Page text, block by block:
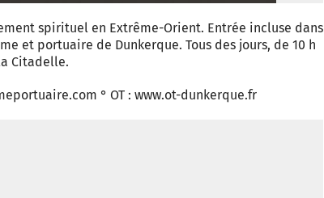
spirituel en Extrême-Orient. Entrée incluse dans
et portuaire de Dunkerque. Tous des jours, de 10 h
Citadelle.
° OT : www.ot-dunkerque.fr